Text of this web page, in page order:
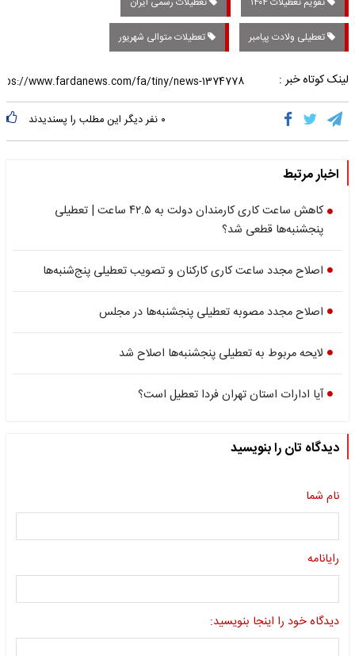
تعطیلی ولادت پیامبر تعطیلات متوالی شهریور
لینک کوتاه خبر :
۰ نفر دیگر این مطلب را پسندیدند
اخبار مرتبط
کاهش ساعت کاری کارمندان دولت به ۴۲.۵ ساعت | تعطیلی
پنجشنبه‌ها قطعی شد؟
اصلاح مجدد ساعت کاری کارکنان و تصویب تعطیلی پنج‌شنبه‌ها
اصلاح مجدد مصوبه تعطیلی پنجشنبه‌ها در مجلس
لایحه مربوط به تعطیلی پنجشنبه‌ها اصلاح شد
آیا ادارات استان تهران فردا تعطیل است؟
دیدگاه تان را بنویسید
نام شما
رایانامه
دیدگاه خود را اینجا بنویسید: